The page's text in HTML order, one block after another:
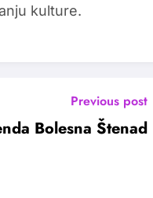
kulture.
Previous post
Bolesna Štenad